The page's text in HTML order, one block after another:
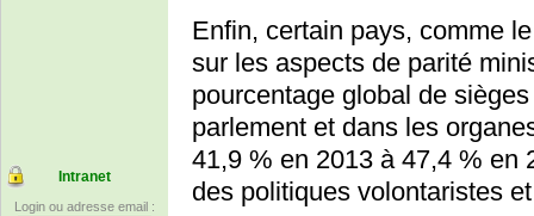
Intranet
Login ou adresse email :
Enfin, certain pays, comme
sur les aspects de parité
pourcentage global de
parlement et dans les
41,9 % en 2013 à 47,4 % en
des politiques volontaristes